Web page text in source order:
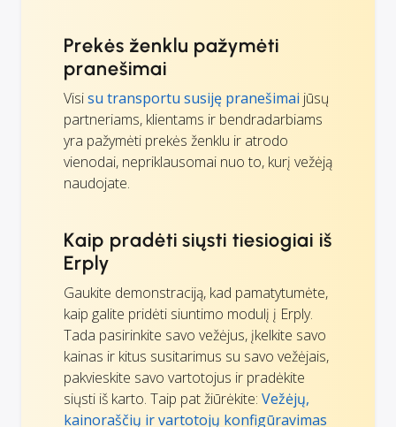
Prekės ženklu pažymėti
pranešimai
Visisu transportu susiję pranešimai jūsų
partneriams, klientams ir bendradarbiams
yra pažymėti prekės ženklu ir atrodo
vienodai, nepriklausomai nuo to, kurį vežėją
naudojate.
Kaip pradėti siųsti tiesiogiai iš
Erply
Gaukite demonstraciją, kad pamatytumėte,
kaip galite pridėti siuntimo modulį į Erply.
Tada pasirinkite savo vežėjus, įkelkite savo
kainas ir kitus susitarimus su savo vežėjais,
pakvieskite savo vartotojus ir pradėkite
siųsti iš karto. Taip pat žiūrėkite: Vežėjų,
kainoraščių ir vartotojų konfigūravimas